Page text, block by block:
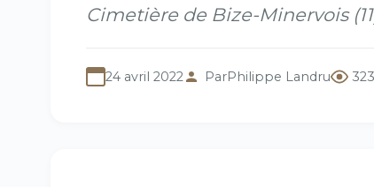
Cimetière de Bize-Minervois
24 avril 2022 ParPhilippe Landru